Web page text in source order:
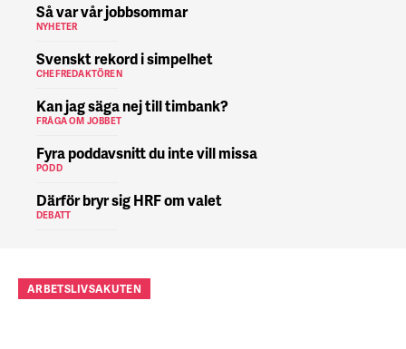
Så var vår jobbsommar
NYHETER
Svenskt rekord i simpelhet
CHEFREDAKTÖREN
Kan jag säga nej till timbank?
FRÅGA OM JOBBET
Fyra poddavsnitt du inte vill missa
PODD
Därför bryr sig HRF om valet
DEBATT
ARBETSLIVSAKUTEN